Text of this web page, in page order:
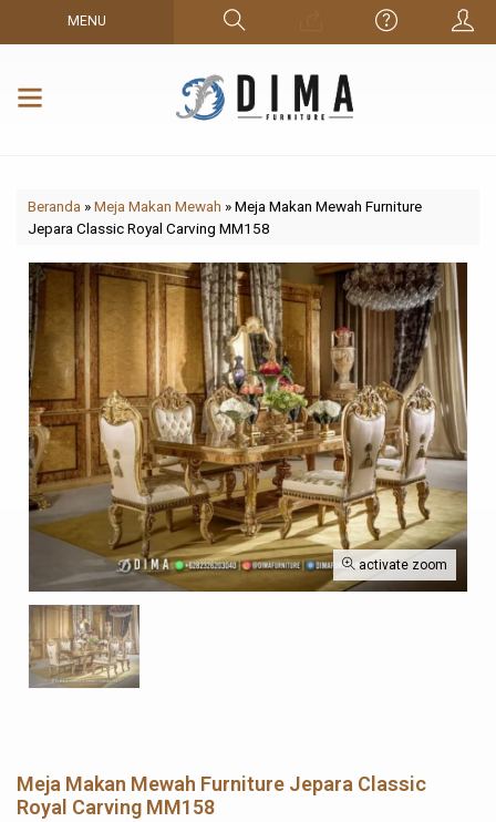
MENU
Beranda »Meja Makan Mewah »Meja Makan Mewah Furniture
Jepara Classic Royal Carving MM158
activate zoom
Meja Makan Mewah Furniture Jepara Classic
Royal Carving MM158